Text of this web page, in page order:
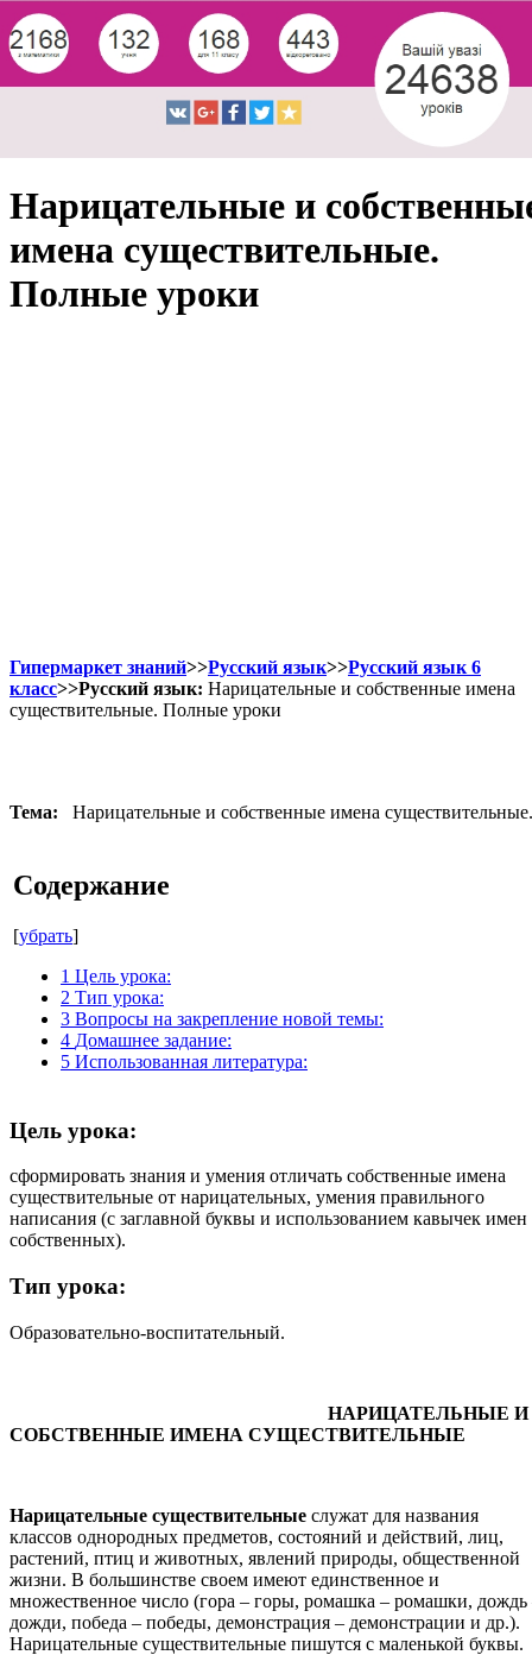
Нарицательные и
имена существительные.
Полные уроки
Гипермаркет знаний>>Русский язык>>Русский язык 6
класс>>Русский язык: Нарицательные и собственные имена
существительные. Полные уроки
Тема: Нарицательные и собственные имена существительные.
Содержание
[убрать]
1 Цель урока:
2 Тип урока:
3 Вопросы на закрепление новой темы:
4 Домашнее задание:
5 Использованная литература:
Цель урока:
сформировать знания и умения отличать собственные имена
существительные от нарицательных, умения правильного
написания (с заглавной буквы и использованием кавычек имен
собственных).
Тип урока:
Образовательно-воспитательный.
НАРИЦАТЕЛЬНЫЕ И
СОБСТВЕННЫЕ ИМЕНА СУЩЕСТВИТЕЛЬНЫЕ
Нарицательные существительные служат для названия
классов однородных предметов, состояний и действий, лиц,
растений, птиц и животных, явлений природы, общественной
жизни. В большинстве своем имеют единственное и
множественное число (гора – горы, ромашка – ромашки, дождь
дожди, победа – победы, демонстрация – демонстрации и др.).
Нарицательные существительные пишутся с маленькой буквы.